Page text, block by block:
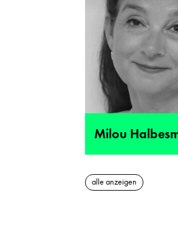
Milou
alle anzeigen